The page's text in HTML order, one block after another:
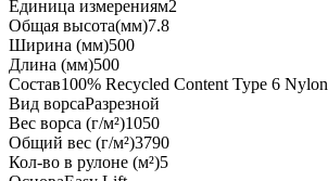
Единица измерениям2
Общая высота(мм)7.8
Ширина (мм)500
Длина (мм)500
Состав100% Recycled Content Type 6 Nylon
Вид ворсаРазрезной
Вес ворса (г/м²)1050
Общий вес (г/м²)3790
Кол-во в рулоне (м²)5